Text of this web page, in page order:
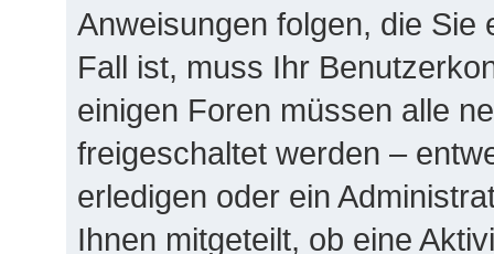
Anweisungen folgen, die Sie
Fall ist, muss Ihr
einigen Foren müssen alle
freigeschaltet werden –
erledigen oder ein
Ihnen mitgeteilt, ob eine